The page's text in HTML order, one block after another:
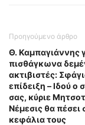
Προηγούμενο άρθρο
Θ. Καμπαγιάννης
πισθάγκωνα
ακτιβιστές:
επίδειξη – Ιδού ο
σας, κύριε
Νέμεσις θα πέσει
κεφάλια τους